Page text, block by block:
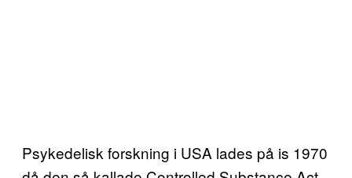
Psykedelisk forskning i USA lades på is 1970